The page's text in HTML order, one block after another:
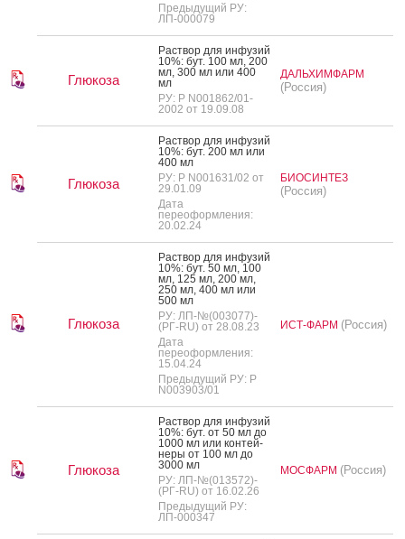
Предыдущий РУ:
ЛП-000079
Глюкоза
Рас­твор для ин­фу­зий
10%: бут. 100 мл, 200
мл, 300 мл или 400
мл
РУ: Р N001862/01-
2002 от 19.09.08
ДАЛЬХИМФАРМ
(Россия)
Глюкоза
Рас­твор для ин­фу­зий
10%: бут. 200 мл или
400 мл
РУ: Р N001631/02 от
29.01.09
Дата
переоформления:
20.02.24
БИОСИНТЕЗ
(Россия)
Глюкоза
Рас­твор для ин­фу­зий
10%: бут. 50 мл, 100
мл, 125 мл, 200 мл,
250 мл, 400 мл или
500 мл
РУ: ЛП-№(003077)-
(РГ-RU) от 28.08.23
Дата
переоформления:
15.04.24
Предыдущий РУ: Р
N003903/01
ИСТ-ФАРМ (Россия)
Глюкоза
Рас­твор для ин­фу­зий
10%: бут. от 50 мл до
1000 мл или кон­тей­
не­ры от 100 мл до
3000 мл
РУ: ЛП-№(013572)-
(РГ-RU) от 16.02.26
Предыдущий РУ:
ЛП-000347
МОСФАРМ (Россия)